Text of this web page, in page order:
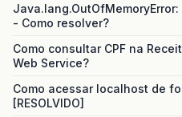
- Como resolver?
Como consultar CPF na
Web Service?
Como acessar localhost de
[RESOLVIDO]